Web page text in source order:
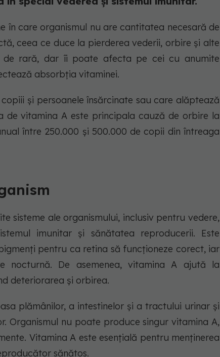
în care organismul nu are cantitatea necesară de
ceea ce duce la pierderea vederii, orbire și alte
de rară, dar îi poate afecta pe cei cu anumite
absorbția vitaminei.
și persoanele însărcinate sau care alăptează
de vitamina A este principala cauză de orbire la
între 250.000 și 500.000 de copii din întreaga
sisteme ale organismului, inclusiv pentru vedere,
imunitar și sănătatea reproducerii. Este
pentru ca retina să funcționeze corect, iar
nocturnă. De asemenea, vitamina A ajută la
deteriorarea și orbirea.
plămânilor, a intestinelor și a tractului urinar și
Organismul nu poate produce singur vitamina A,
Vitamina A este esențială pentru menținerea
sănătos.